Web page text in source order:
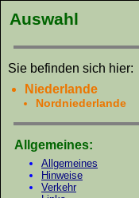
Auswahl
Sie befinden sich hier:
Niederlande
Nordniederlande
Allgemeines:
Allgemeines
Hinweise
Verkehr